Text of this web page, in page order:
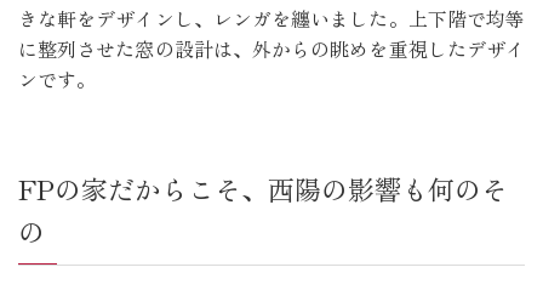
きな軒をデザインし、レンガを纏いました。上下階で均等
に整列させた窓の設計は、外からの眺めを重視したデザイ
ンです。
FPの家だからこそ、西陽の影響も何のそ
の